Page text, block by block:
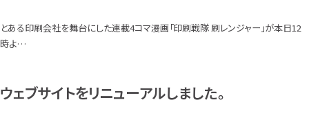
とある印刷会社を舞台にした連載4コマ漫画「印刷戦隊 刷レンジャー」が本日12
時よ…
ウェブサイトをリニューアルしました。